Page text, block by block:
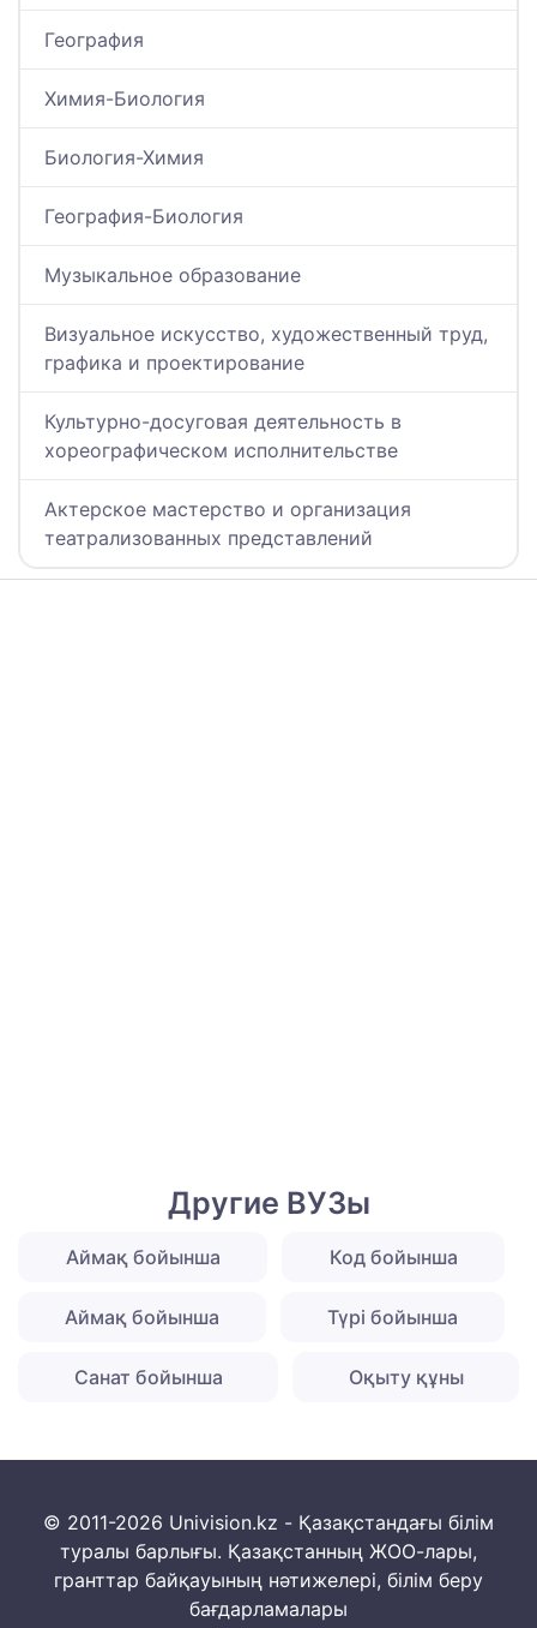
География
Химия-Биология
Биология-Химия
География-Биология
Музыкальное образование
Визуальное искусство, художественный труд,
графика и проектирование
Культурно-досуговая деятельность в
хореографическом исполнительстве
Актерское мастерство и организация
театрализованных представлений
Другие ВУЗы
Аймақ бойынша Код бойынша
Аймақ бойынша Түрі бойынша
Санат бойынша Оқыту құны
© 2011-2026 Univision.kz - Қазақстандағы білім
туралы барлығы. Қазақстанның ЖОО-лары,
гранттар байқауының нәтижелері, білім беру
бағдарламалары